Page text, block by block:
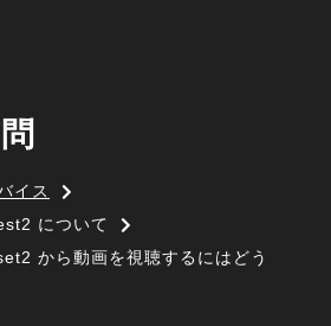
イス
について
から動画を視聴するにはどう